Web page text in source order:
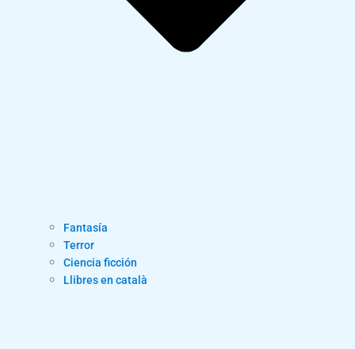
Fantasía
Terror
Ciencia ficción
Llibres en català